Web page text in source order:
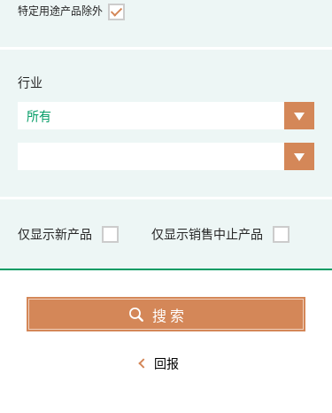
特定用途产品除外
行业
仅显示新产品 仅显示销售中止产品
回报